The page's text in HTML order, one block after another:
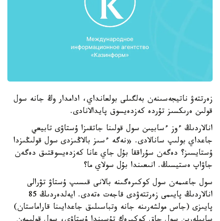
زەرتتەۋ ناتيجەسىنەن بەلگىلى بولعانداي، ادامدار وڭ جانە سول
قولىن ەرىكسىز تۇردە كەزدەيسوق پايدالانادى.
انالاردىڭ ءوز ءسابيىن سول قولىنا جاتقىزا ۇستاۋى تابيعي
جاعداي بولىپ سانالادى. «نەگە ءسىز بالاڭىزدى سول قولىڭىزدا
ۇستايسىز؟ دەگەن سۇراققا بۇل جاي عانا كەزدەيسوقتىق دەگەن
جاۋاپ ەستيسىڭ. انىعىندا بۇل سولاي ما؟
سول جاعىمەن سول كوكىرەگىنە بالانى قىسىپ ۇستاۋ تۋرالى
انالاردىڭ پايىمى زەرتتەۋدى قاجەت ەتەدى. ايەلدەردىڭ 85
پايىزى (جاس مولشەرىنە جانە وتباسىلىق جاعدايىنا قاراماستان)